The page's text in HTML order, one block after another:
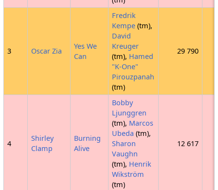
3 Oscar Zia
Yes We
Can
Fredrik
Kempe (tm),
David
Kreuger
(tm), Hamed
"K-One"
Pirouzpanah
(tm)
29 790
4
Shirley
Clamp
Burning
Alive
Bobby
Ljunggren
(tm), Marcos
Ubeda (tm),
Sharon
Vaughn
(tm), Henrik
Wikström
(tm)
12 617